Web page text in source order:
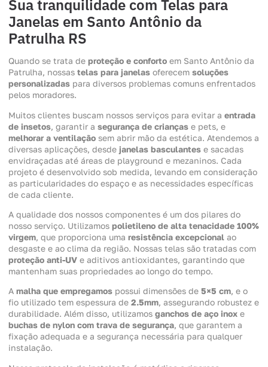
Sua tranquilidade com Telas para
Janelas em Santo Antônio da
Patrulha RS
Quando se trata de proteção e conforto em Santo Antônio da
Patrulha, nossas telas para janelas oferecem soluções
personalizadas para diversos problemas comuns enfrentados
pelos moradores.
Muitos clientes buscam nossos serviços para evitar a entrada
de insetos, garantir a segurança de crianças e pets, e
melhorar a ventilação sem abrir mão da estética. Atendemos a
diversas aplicações, desde janelas basculantes e sacadas
envidraçadas até áreas de playground e mezaninos. Cada
projeto é desenvolvido sob medida, levando em consideração
as particularidades do espaço e as necessidades específicas
de cada cliente.
A qualidade dos nossos componentes é um dos pilares do
nosso serviço. Utilizamos polietileno de alta tenacidade 100%
virgem, que proporciona uma resistência excepcional ao
desgaste e ao clima da região. Nossas telas são tratadas com
proteção anti-UV e aditivos antioxidantes, garantindo que
mantenham suas propriedades ao longo do tempo.
A malha que empregamos possui dimensões de 5×5 cm, e o
fio utilizado tem espessura de 2.5mm, assegurando robustez e
durabilidade. Além disso, utilizamos ganchos de aço inox e
buchas de nylon com trava de segurança, que garantem a
fixação adequada e a segurança necessária para qualquer
instalação.